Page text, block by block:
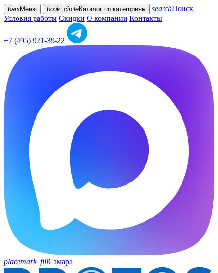
bars Меню book_circleКаталог по категориям searchПоиск
Условия работы Скидки О компании Контакты
+7 (495) 921-39-22
placemark_fillСамара